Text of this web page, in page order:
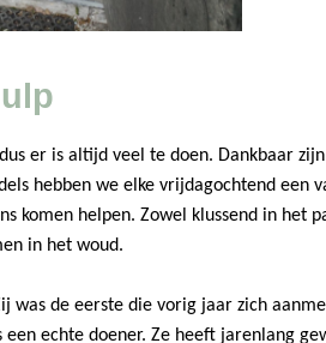
er is altijd veel te doen. Dankbaar
hebben we elke vrijdagochtend een
komen helpen. Zowel klussend in het
in het woud.
was de eerste die vorig jaar zich
een echte doener. Ze heeft jarenlang